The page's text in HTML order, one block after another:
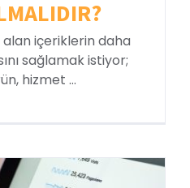
içeriklerin daha
sağlamak istiyor;
hizmet ...